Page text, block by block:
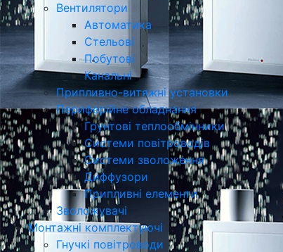
Вентилятори
Автоматика
Стельові
Побутові
Канальні
Припливно-витяжні установки
Периферійне обладнання
Грунтові теплообмінники
Системи повітроводів
Системи зволоження
Диффузори
Припливні елементи
Зволожувачі
Монтажні комплектуючі
Гнучкі повітроводи